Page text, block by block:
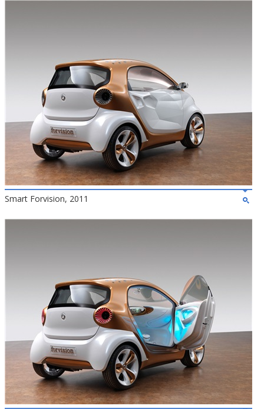
Smart Forvision, 2011